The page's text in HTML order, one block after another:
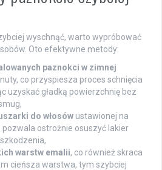
wyschnąć, warto wypróbować
Oto efektywne metody:
paznokci w zimnej
co przyspiesza proces schnięcia
uzyskać gładką powierzchnię bez
do włosów ustawionej na
pozwala ostrożnie osuszyć lakier
warstw emalii, co również skraca
cieńsza warstwa, tym szybciej